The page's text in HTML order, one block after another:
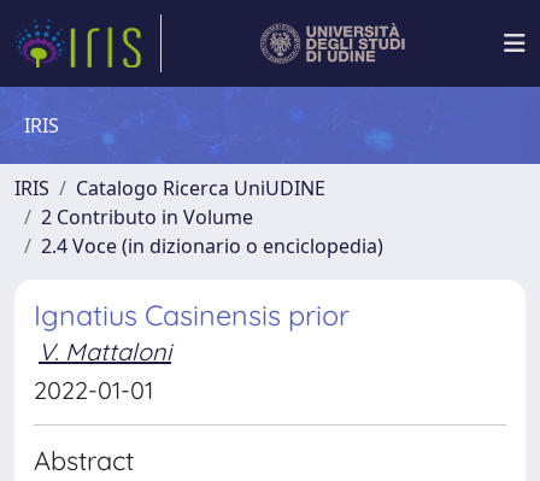
IRIS
IRIS
Catalogo Ricerca UniUDINE
2 Contributo in Volume
2.4 Voce (in dizionario o enciclopedia)
Ignatius Casinensis prior
V. Mattaloni
2022-01-01
Abstract